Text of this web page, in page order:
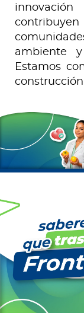
ambiente
Estamos